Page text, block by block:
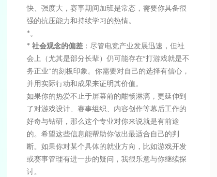
快、强度大，赛事期间加班是常态，需要你具备很
强的抗压能力和持续学习的热情。
*。
* 社会观念的偏差 ：尽管电竞产业发展迅速，但社
会上（尤其是部分长辈）仍可能存在“打游戏就是不
务正业”的刻板印象。你需要对自己的选择有信心，
并用实际行动和成果来证明其价值。
如果你的热爱不止于屏幕前的酣畅淋漓，更延伸到
了对游戏设计、赛事组织、内容创作等幕后工作的
好奇与钻研，那么这个专业对你来说就是有前途
的。希望这些信息能帮助你做出最适合自己的判
断。如果你对某个具体的就业方向，比如游戏开发
或赛事管理有进一步的疑问，我很乐意与你继续探
讨。